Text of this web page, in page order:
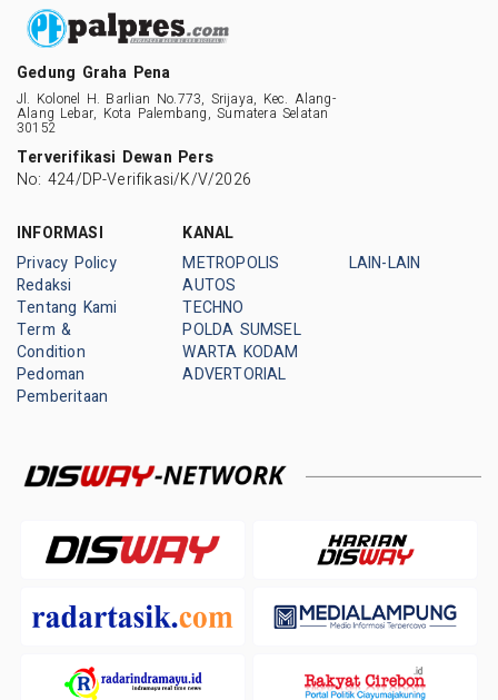
Gedung Graha Pena
Jl. Kolonel H. Barlian No.773, Srijaya, Kec. Alang-
Alang Lebar, Kota Palembang, Sumatera Selatan
30152
Terverifikasi Dewan Pers
No: 424/DP-Verifikasi/K/V/2026
INFORMASI
Privacy Policy
Redaksi
Tentang Kami
Term &
Condition
Pedoman
Pemberitaan
KANAL
METROPOLIS
AUTOS
TECHNO
POLDA SUMSEL
WARTA KODAM
ADVERTORIAL
LAIN-LAIN